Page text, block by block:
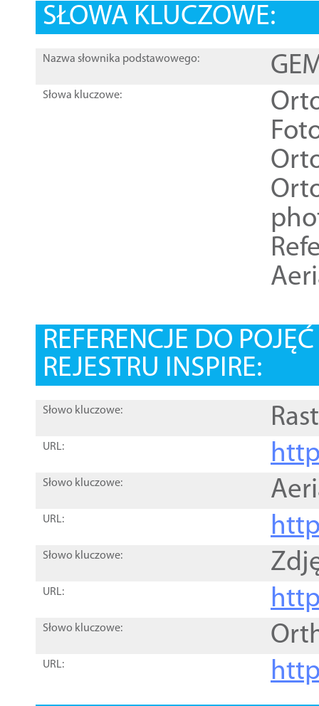
SŁOWA KLUCZOWE:
Nazwa słownika podstawowego:
Słowa kluczowe:
REFERENCJE DO
REJESTRU INSPIRE:
Słowo kluczowe:
URL:
Słowo kluczowe:
URL:
Słowo kluczowe:
URL:
Słowo kluczowe:
URL: